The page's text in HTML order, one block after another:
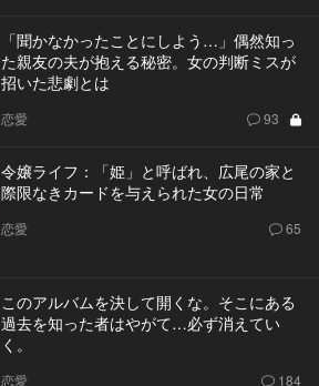
「聞かなかったことにしよう…」偶然知っ
た親友の夫が抱える秘密。女の判断ミスが
招いた悲劇とは
恋愛 93
令嬢ライフ：「姫」と呼ばれ、広尾の家と
際限なきカードを与えられた女の日常
恋愛 65
このアルバムを決して開くな。そこにある
過去を知った者はやがて…必ず消えてい
く。
恋愛 184